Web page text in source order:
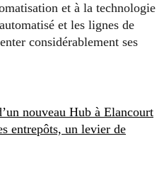
et à la technologie
et les lignes de
considérablement ses
nouveau Hub à Elancourt
entrepôts, un levier de